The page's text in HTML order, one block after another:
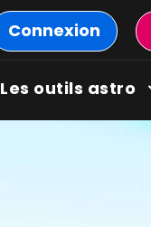
Connexion
Les outils astro